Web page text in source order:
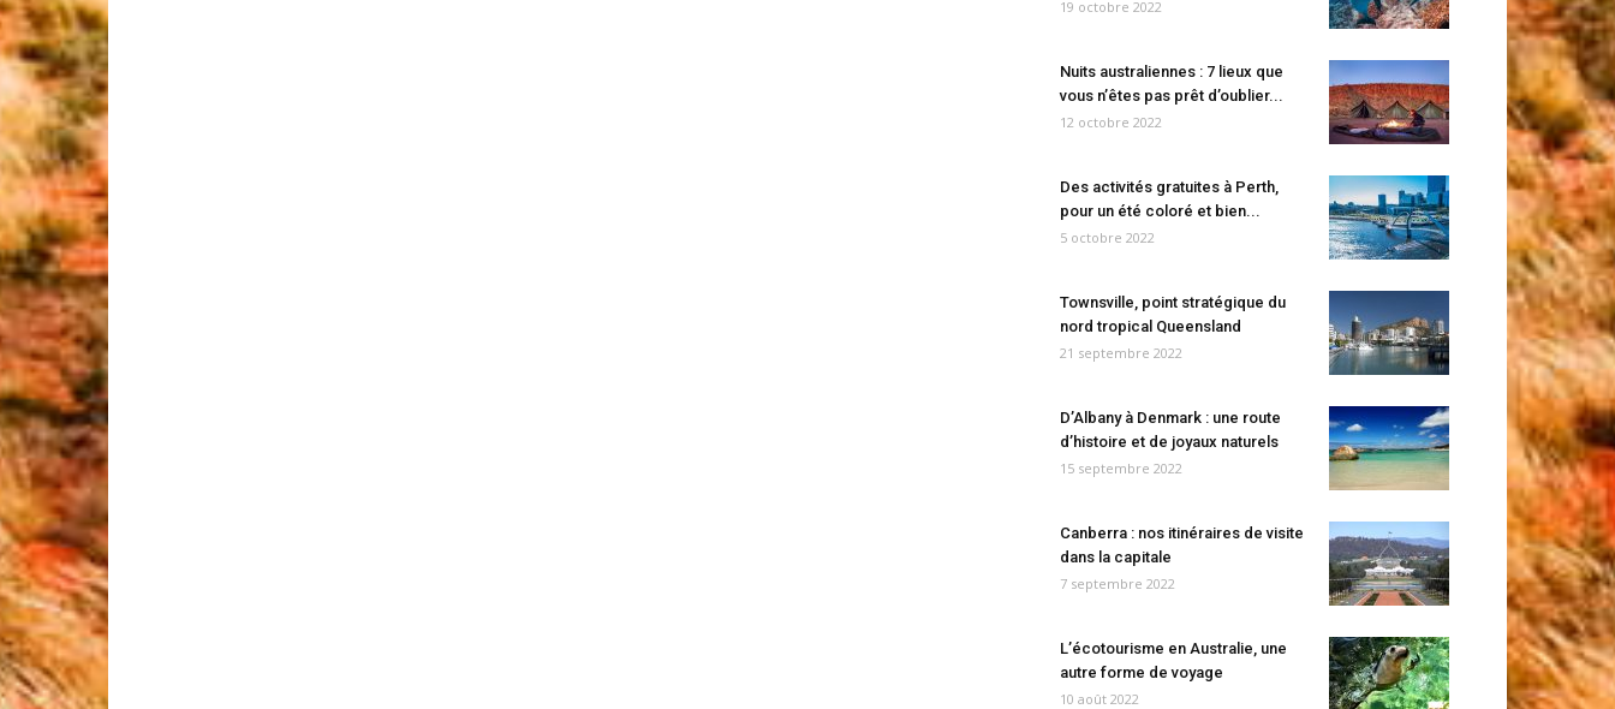
19 octobre 2022
Nuits australiennes : 7 lieux que
vous n’êtes pas prêt d’oublier...
12 octobre 2022
Des activités gratuites à Perth,
pour un été coloré et bien...
5 octobre 2022
Townsville, point stratégique du
nord tropical Queensland
21 septembre 2022
D’Albany à Denmark : une route
d’histoire et de joyaux naturels
15 septembre 2022
Canberra : nos itinéraires de visite
dans la capitale
7 septembre 2022
L’écotourisme en Australie, une
autre forme de voyage
10 août 2022